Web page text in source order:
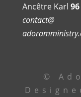
Ancêtre Karl
contact@
©